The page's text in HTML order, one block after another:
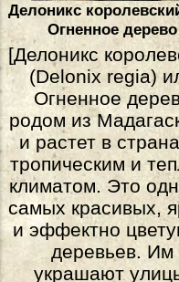
Делоникс
Огненное дерево
[Делоникс
(Delonix regia)
Огненное
родом из
и растет в
тропическим и
климатом. Это
самых красивых,
и эффектно
деревьев. Им
украшают